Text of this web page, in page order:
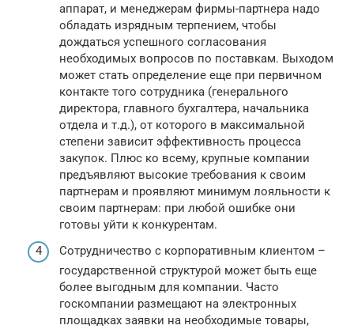
аппарат, и менеджерам фирмы-партнера надо
обладать изрядным терпением, чтобы
дождаться успешного согласования
необходимых вопросов по поставкам. Выходом
может стать определение еще при первичном
контакте того сотрудника (генерального
директора, главного бухгалтера, начальника
отдела и т.д.), от которого в максимальной
степени зависит эффективность процесса
закупок. Плюс ко всему, крупные компании
предъявляют высокие требования к своим
партнерам и проявляют минимум лояльности к
своим партнерам: при любой ошибке они
готовы уйти к конкурентам.
Сотрудничество с корпоративным клиентом –
государственной структурой может быть еще
более выгодным для компании. Часто
госкомпании размещают на электронных
площадках заявки на необходимые товары,